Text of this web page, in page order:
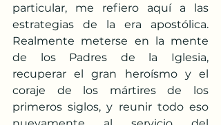
particular, me refiero aquí a las
estrategias de la era apostólica.
Realmente meterse en la mente
de los Padres de la Iglesia,
recuperar el gran heroísmo y el
coraje de los mártires de los
primeros siglos, y reunir todo eso